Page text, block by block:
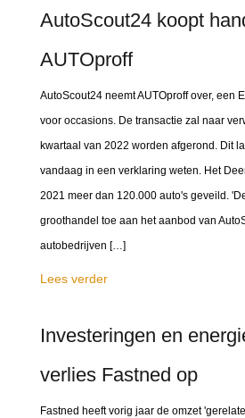
AutoScout24 koopt
AUTOproff
AutoScout24 neemt AUTOproff over, een
voor occasions. De transactie zal naar
kwartaal van 2022 worden afgerond. Dit
vandaag in een verklaring weten. Het
2021 meer dan 120.000 auto's geveild.
groothandel toe aan het aanbod van
autobedrijven […]
Lees verder
Investeringen en
verlies Fastned op
Fastned heeft vorig jaar de omzet